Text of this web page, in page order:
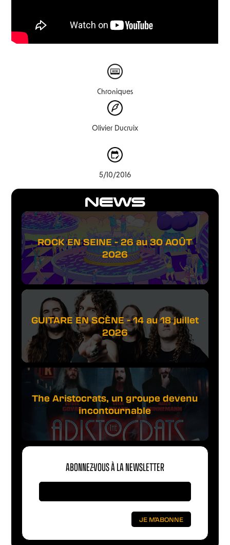
NEWS
ROCK EN SEINE - 26 au 30 AOÛT
2026
GUITARE EN SCÈNE - 14 au 18 juillet
2026
The Aristocrats, un groupe devenu
incontournable
ABONNEZ-VOUS À LA NEWSLETTER
Chroniques
Olivier Ducruix
5/10/2016